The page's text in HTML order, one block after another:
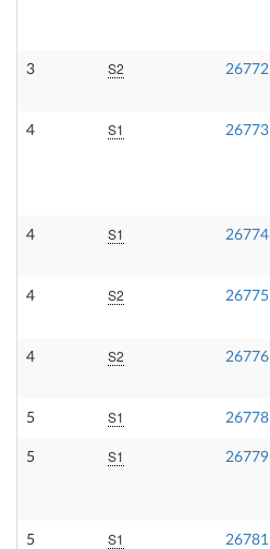
3 S2 26772
4 S1 26773
4 S1 26774
4 S2 26775
4 S2 26776
5 S1 26778
5 S1 26779
5 S1 26781